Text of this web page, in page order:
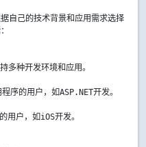
自己的技术背景和应用需求选择
多种开发环境和应用。
序的用户，如ASP.NET开发。
用户，如iOS开发。